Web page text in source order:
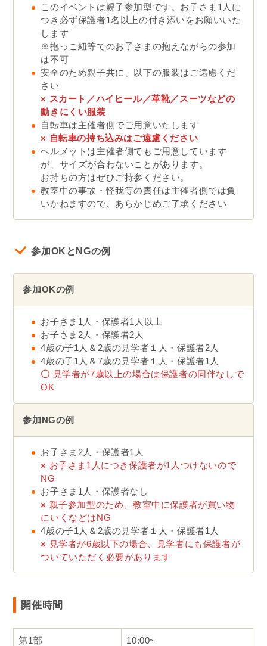
このイベントは親子参加型です。お子さま1人に
つき必ず保護者1名以上の付き添いをお願いいた
します
※抱っこ紐等でのお子さまの抱えながらの参加
は不可
安全のため親子共に、以下の服装はご遠慮くだ
さい
× スカート／ハイヒール／革靴／スーツなどの
動きにくい服装
自転車は主催者側でご用意いたします
× 自転車の持ち込みはご遠慮ください
ヘルメットは主催者側でもご用意しています
が、サイズが合わないことがあります。
お持ちの方はぜひご持参ください。
教室中の事故・怪我等の責任は主催者側では負
いかねますので、あらかじめご了承ください
参加OKとNGの例
参加OKの例
お子さま1人・保護者1人以上
お子さま2人・保護者2人
4歳の子1人＆2歳の見学者１人・保護者2人
4歳の子1人＆7歳の見学者１人・保護者1人
〇 見学者が7歳以上の場合は保護者の同伴なしで
OK
参加NGの例
お子さま2人・保護者1人
× お子さま1人につき保護者が1人つけないので
NG
お子さま1人・保護者なし
× 親子参加型のため、教室中に保護者が買い物
にいくなどはNG
4歳の子1人＆2歳の見学者１人・保護者1人
× 見学者が6歳以下の場合、見学者にも保護者が
ついていただく必要があります
開催時間
第1部 10:00~